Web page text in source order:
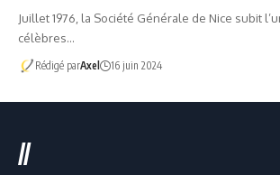
Juillet 1976, la Société Générale de Nice subit
célèbres…
Rédigé parAxel 16 juin 2024
//